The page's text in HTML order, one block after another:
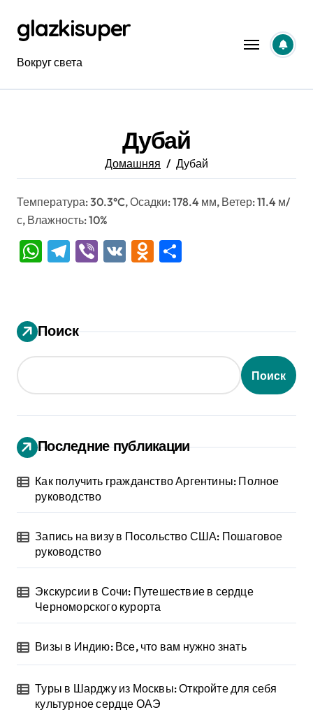
содержанию
glazkisuper
Вокруг света
Дубай
Домашняя Дубай
Температура: 30.3°C, Осадки: 178.4 мм, Ветер: 11.4 м/
с, Влажность: 10%
WhatsApp
Telegram
Viber
VK Odnoklassniki
Поиск
Поиск
Последние публикации
Как получить гражданство Аргентины: Полное
руководство
Запись на визу в Посольство США: Пошаговое
руководство
Экскурсии в Сочи: Путешествие в сердце
Черноморского курорта
Визы в Индию: Все, что вам нужно знать
Туры в Шарджу из Москвы: Откройте для себя
культурное сердце ОАЭ